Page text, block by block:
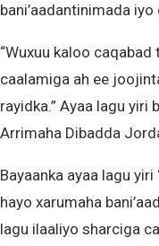
bani’aadantinimada
“Wuxuu kaloo
caalamiga ah ee
rayidka.” Ayaa lagu yiri
Arrimaha Dibadda
Bayaanka ayaa lagu
hayo xarumaha
lagu ilaaliyo sharciga